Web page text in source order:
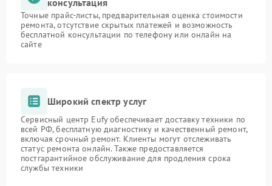
консультация
Точные прайс-листы, предварительная оценка стоимости
ремонта, отсутствие скрытых платежей и возможность
бесплатной консультации по телефону или онлайн на
сайте
Широкий спектр услуг
Сервисный центр Eufy обеспечивает доставку техники по
всей РФ, бесплатную диагностику и качественный ремонт,
включая срочный ремонт. Клиенты могут отслеживать
статус ремонта онлайн. Также предоставляется
постгарантийное обслуживание для продления срока
службы техники